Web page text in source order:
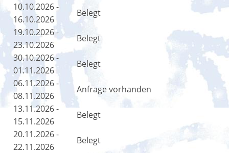
10.10.2026 -
16.10.2026
Belegt
19.10.2026 -
23.10.2026
Belegt
30.10.2026 -
01.11.2026
Belegt
06.11.2026 -
08.11.2026
Anfrage vorhanden
13.11.2026 -
15.11.2026
Belegt
20.11.2026 -
22.11.2026
Belegt